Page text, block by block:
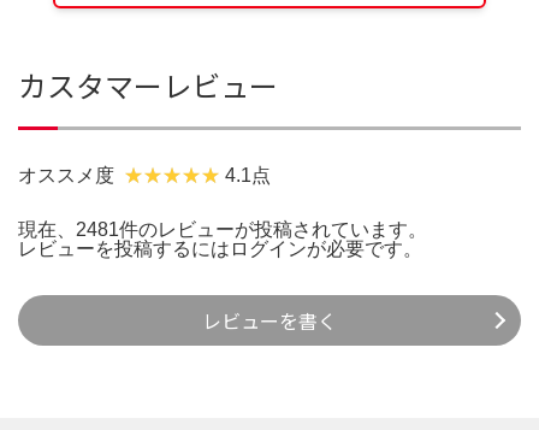
カスタマーレビュー
オススメ度 4.1点
現在、2481件のレビューが投稿されています。
レビューを投稿するには ログインが必要です。
レビューを書く